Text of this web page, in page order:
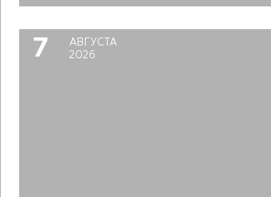
7
АВГУСТА
2026